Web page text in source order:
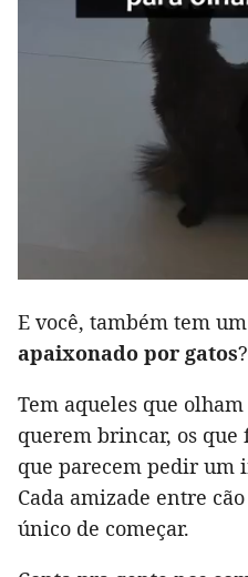
E você, também tem
apaixonado por gatos?
Tem aqueles que
querem brincar, os que
que parecem pedir um
Cada amizade entre
único de começar.